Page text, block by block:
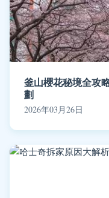
釜山櫻花秘境全攻
劃
2026年03月26日